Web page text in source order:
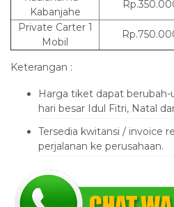
Kabanjahe
Private Carter 1
Mobil
Keterangan :
Harga tiket dapat
hari besar Idul Fitri, Natal
Tersedia kwitansi / invoice
perjalanan ke perusahaan.